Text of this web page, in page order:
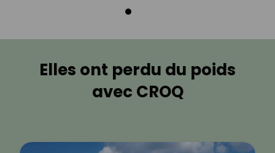
Elles ont perdu du poids
avec CROQ